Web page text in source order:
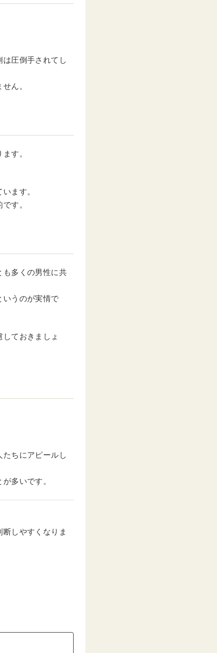
圧倒手されてし
ん。
す。
ます。
す。
も多くの男性に共
いうのが実情で
ておきましょ
ちにアピールし
多いです。
しやすくなりま